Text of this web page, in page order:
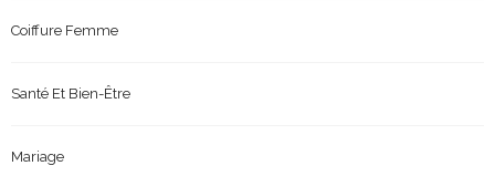
Coiffure Femme
Santé Et Bien-Être
Mariage